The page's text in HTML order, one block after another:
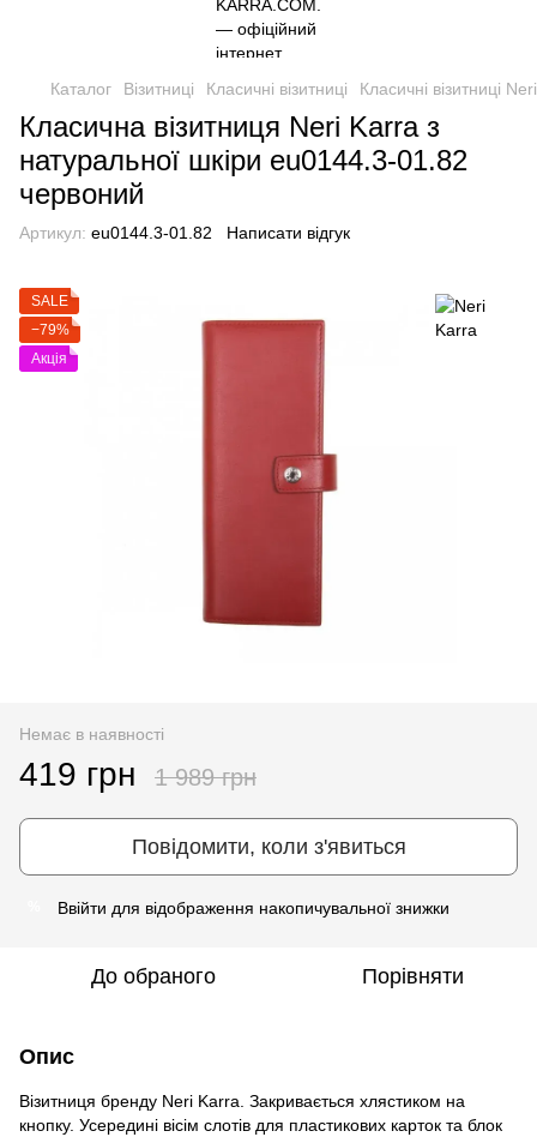
Каталог Візитниці Класичні візитниці Класичні візитниці
Класична візитниця Neri Karra з
натуральної шкіри eu0144.3-01.82
червоний
Артикул: eu0144.3-01.82 Написати відгук
SALE
−79%
Акція
Немає в наявності
419 грн 1 989 грн
Повідомити, коли з'явиться
Ввійти для відображення накопичувальної знижки
До обраного Порівняти
Опис
Візитниця бренду Neri Karra. Закривається хлястиком на
кнопку. Усередині вісім слотів для пластикових карток та блок